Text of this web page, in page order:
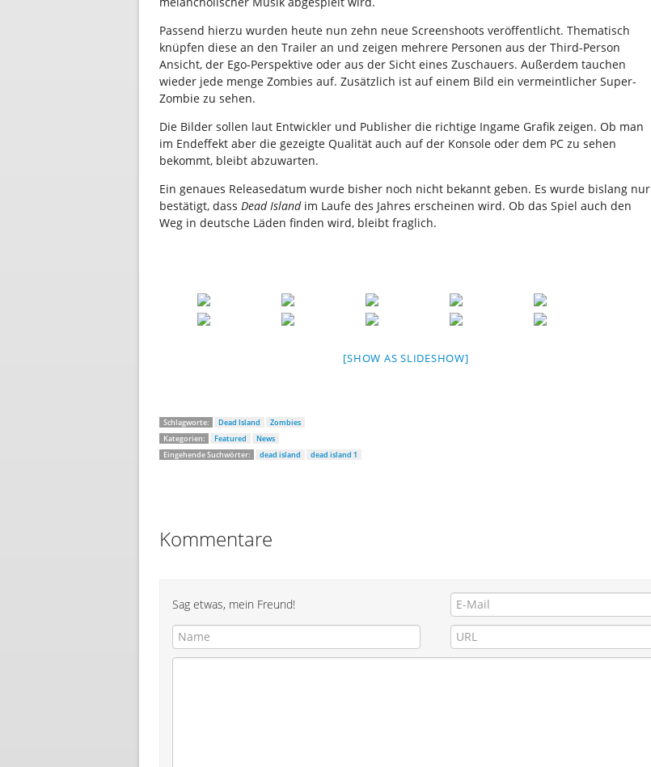
Passend hierzu wurden heute nun zehn neue Screenshoots veröffentlicht. Thematisch
knüpfen diese an den Trailer an und zeigen mehrere Personen aus der Third-Person
Ansicht, der Ego-Perspektive oder aus der Sicht eines Zuschauers. Außerdem tauchen
wieder jede menge Zombies auf. Zusätzlich ist auf einem Bild ein vermeintlicher Super-
Zombie zu sehen.
Die Bilder sollen laut Entwickler und Publisher die richtige Ingame Grafik zeigen. Ob man
im Endeffekt aber die gezeigte Qualität auch auf der Konsole oder dem PC zu sehen
bekommt, bleibt abzuwarten.
Ein genaues Releasedatum wurde bisher noch nicht bekannt geben. Es wurde bislang nur
bestätigt, dass Dead Islandim Laufe des Jahres erscheinen wird. Ob das Spiel auch den
Weg in deutsche Läden finden wird, bleibt fraglich.
[SHOW AS SLIDESHOW]
Schlagworte: Dead Island
Zombies
Kategorien:
Featured
News
Eingehende Suchwörter:
dead island dead island 1
Kommentare
Sag etwas, mein Freund!